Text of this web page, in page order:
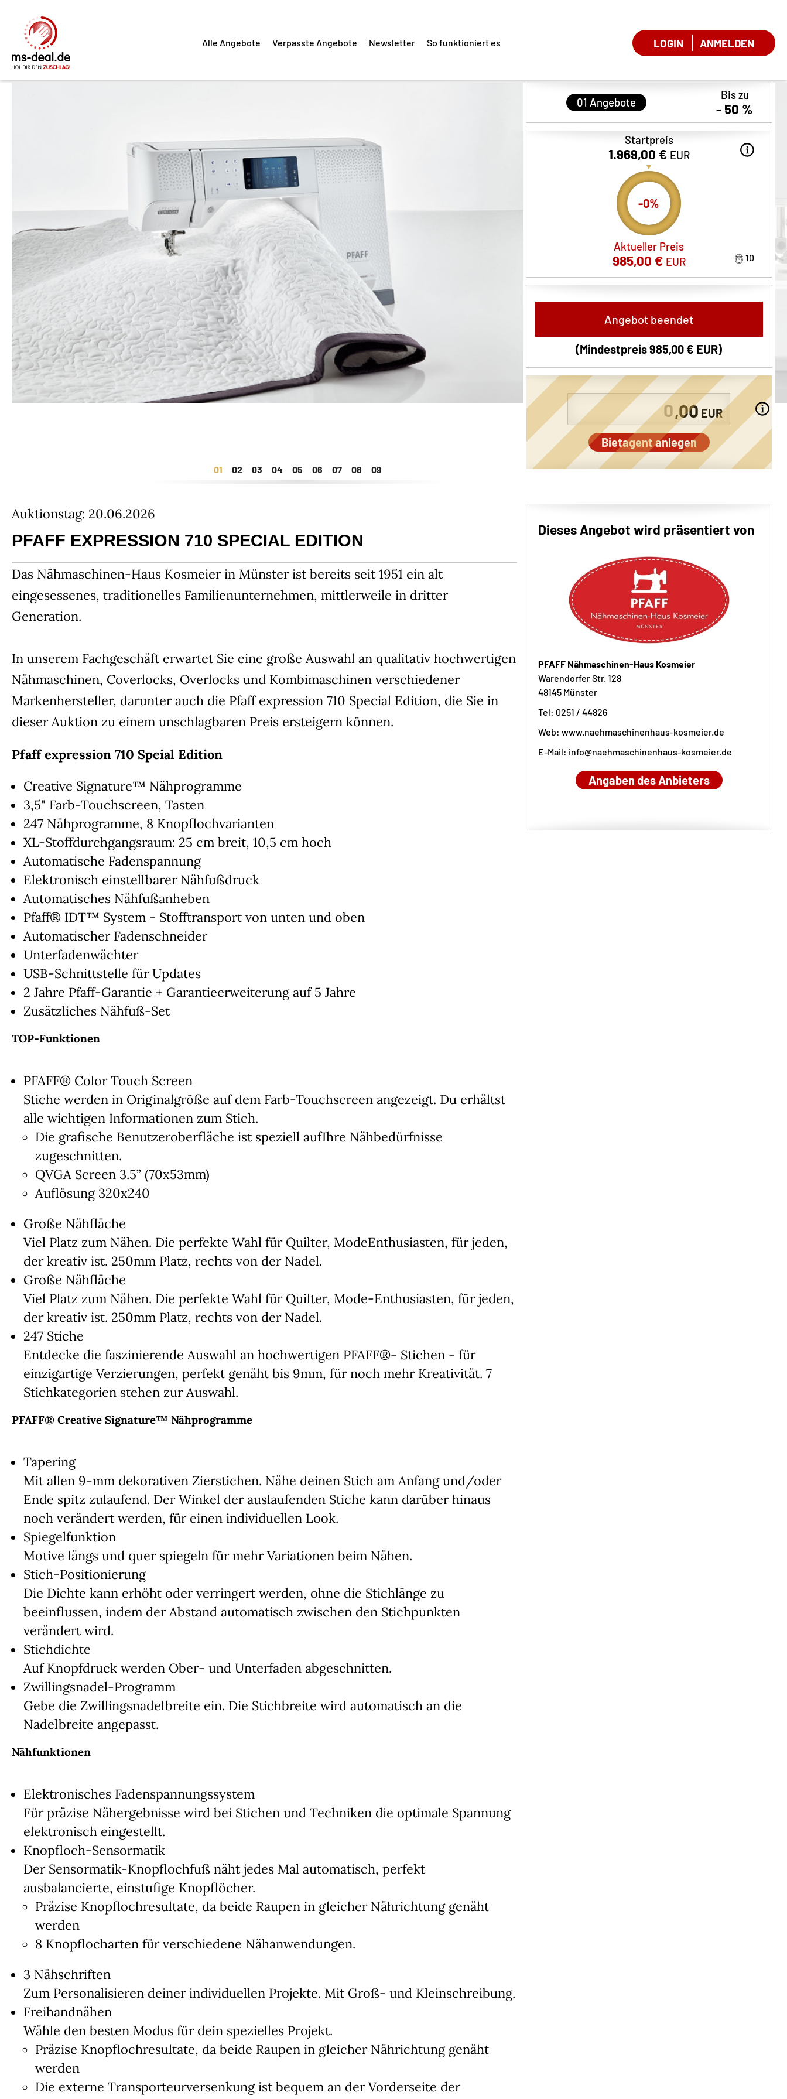
Alle Angebote Verpasste Angebote Newsletter So funktioniert es LOGIN ANMELDEN
1 2 3 4 5 6 7 8 9
01 Angebote
Bis zu
- 50 %
10
Startpreis
1.969,00 € EUR
-0%
Aktueller Preis
985,00 € EUR
Angebot beendet
(Mindestpreis985,00 € EUR)
,00 EUR
Bietagent anlegen
Auktionstag: 20.06.2026
PFAFF EXPRESSION 710 SPECIAL EDITION
Das Nähmaschinen-Haus Kosmeier in Münster ist bereits seit 1951 ein alt
eingesessenes, traditionelles Familienunternehmen, mittlerweile in dritter
Generation.
In unserem Fachgeschäft erwartet Sie eine große Auswahl an qualitativ hochwertigen
Nähmaschinen, Coverlocks, Overlocks und Kombimaschinen verschiedener
Markenhersteller, darunter auch die Pfaff expression 710 Special Edition, die Sie in
dieser Auktion zu einem unschlagbaren Preis ersteigern können.
Pfaff expression 710 Speial Edition
Creative Signature™ Nähprogramme
3,5" Farb-Touchscreen, Tasten
247 Nähprogramme, 8 Knopflochvarianten
XL-Stoffdurchgangsraum: 25 cm breit, 10,5 cm hoch
Automatische Fadenspannung
Elektronisch einstellbarer Nähfußdruck
Automatisches Nähfußanheben
Pfaff® IDT™ System - Stofftransport von unten und oben
Automatischer Fadenschneider
Unterfadenwächter
USB-Schnittstelle für Updates
2 Jahre Pfaff-Garantie + Garantieerweiterung auf 5 Jahre
Zusätzliches Nähfuß-Set
TOP-Funktionen
PFAFF® Color Touch Screen
Stiche werden in Originalgröße auf dem Farb-Touchscreen angezeigt. Du erhältst
alle wichtigen Informationen zum Stich.
Die grafische Benutzeroberfläche ist speziell aufIhre Nähbedürfnisse
zugeschnitten.
QVGA Screen 3.5” (70x53mm)
Auflösung 320x240
Große Nähfläche
Viel Platz zum Nähen. Die perfekte Wahl für Quilter, ModeEnthusiasten, für jeden,
der kreativ ist. 250mm Platz, rechts von der Nadel.
Große Nähfläche
Viel Platz zum Nähen. Die perfekte Wahl für Quilter, Mode-Enthusiasten, für jeden,
der kreativ ist. 250mm Platz, rechts von der Nadel.
247 Stiche
Entdecke die faszinierende Auswahl an hochwertigen PFAFF®- Stichen - für
einzigartige Verzierungen, perfekt genäht bis 9mm, für noch mehr Kreativität. 7
Stichkategorien stehen zur Auswahl.
PFAFF® Creative Signature™ Nähprogramme
Tapering
Mit allen 9-mm dekorativen Zierstichen. Nähe deinen Stich am Anfang und/oder
Ende spitz zulaufend. Der Winkel der auslaufenden Stiche kann darüber hinaus
noch verändert werden, für einen individuellen Look.
Spiegelfunktion
Motive längs und quer spiegeln für mehr Variationen beim Nähen.
Stich-Positionierung
Die Dichte kann erhöht oder verringert werden, ohne die Stichlänge zu
beeinflussen, indem der Abstand automatisch zwischen den Stichpunkten
verändert wird.
Stichdichte
Auf Knopfdruck werden Ober- und Unterfaden abgeschnitten.
Zwillingsnadel-Programm
Gebe die Zwillingsnadelbreite ein. Die Stichbreite wird automatisch an die
Nadelbreite angepasst.
Nähfunktionen
Elektronisches Fadenspannungssystem
Für präzise Nähergebnisse wird bei Stichen und Techniken die optimale Spannung
elektronisch eingestellt.
Knopfloch-Sensormatik
Der Sensormatik-Knopflochfuß näht jedes Mal automatisch, perfekt
ausbalancierte, einstufige Knopflöcher.
Präzise Knopflochresultate, da beide Raupen in gleicher Nährichtung genäht
werden
8 Knopflocharten für verschiedene Nähanwendungen.
3 Nähschriften
Zum Personalisieren deiner individuellen Projekte. Mit Groß- und Kleinschreibung.
Freihandnähen
Wähle den besten Modus für dein spezielles Projekt.
Präzise Knopflochresultate, da beide Raupen in gleicher Nährichtung genäht
werden
Die externe Transporteurversenkung ist bequem an der Vorderseite der
Dieses Angebot wird präsentiert von
PFAFF Nähmaschinen-Haus Kosmeier
Warendorfer Str. 128
48145 Münster
Tel: 0251 / 44826
Web: www.naehmaschinenhaus-kosmeier.de
E-Mail: info@naehmaschinenhaus-kosmeier.de
Angaben des Anbieters